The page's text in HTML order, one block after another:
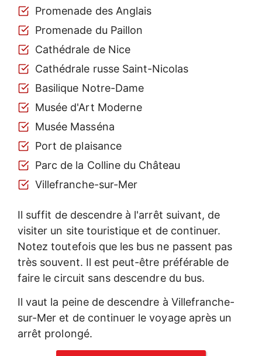
Promenade des Anglais
Promenade du Paillon
Cathédrale de Nice
Cathédrale russe Saint-Nicolas
Basilique Notre-Dame
Musée d'Art Moderne
Musée Masséna
Port de plaisance
Parc de la Colline du Château
Villefranche-sur-Mer
Il suffit de descendre à l'arrêt suivant, de
visiter un site touristique et de continuer.
Notez toutefois que les bus ne passent pas
très souvent. Il est peut-être préférable de
faire le circuit sans descendre du bus.
Il vaut la peine de descendre à Villefranche-
sur-Mer et de continuer le voyage après un
arrêt prolongé.